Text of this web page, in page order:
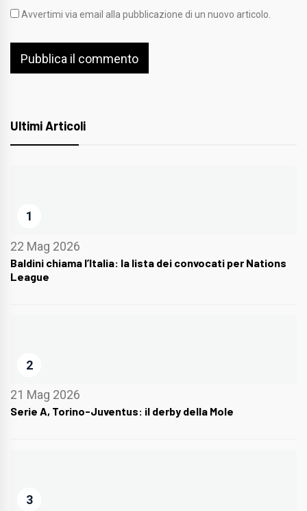
Avvertimi via email alla pubblicazione di un nuovo articolo.
Ultimi Articoli
1
22 Mag 2026
Baldini chiama l’Italia: la lista dei convocati per Nations
League
2
21 Mag 2026
Serie A, Torino-Juventus: il derby della Mole
3